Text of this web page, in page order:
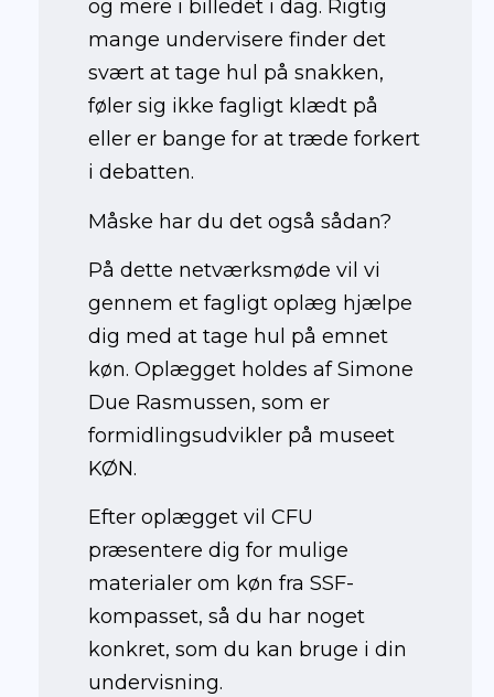
og mere i billedet i dag. Rigtig
mange undervisere finder det
svært at tage hul på snakken,
føler sig ikke fagligt klædt på
eller er bange for at træde forkert
i debatten.
Måske har du det også sådan?
På dette netværksmøde vil vi
gennem et fagligt oplæg hjælpe
dig med at tage hul på emnet
køn. Oplægget holdes af Simone
Due Rasmussen, som er
formidlingsudvikler på museet
KØN.
Efter oplægget vil CFU
præsentere dig for mulige
materialer om køn fra SSF-
kompasset, så du har noget
konkret, som du kan bruge i din
undervisning.